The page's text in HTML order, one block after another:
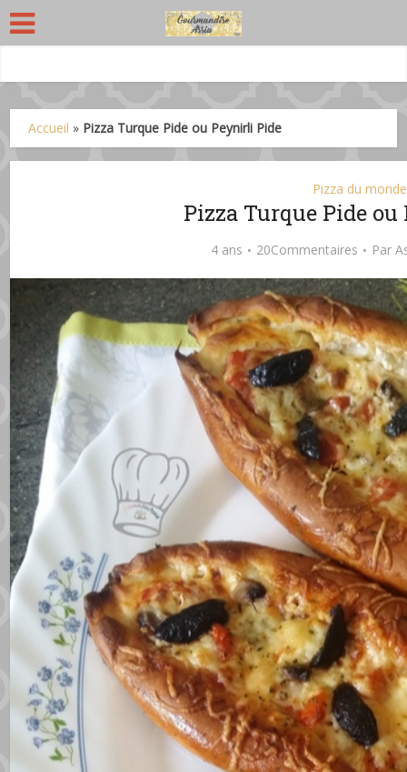
Accueil » Pizza Turque Pide ou Peynirli Pide
Pizza du monde
Pizza Turque Pide
4 ans 20Commentaires Par